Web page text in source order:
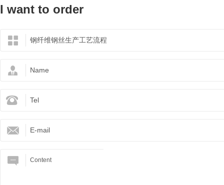
I want to order